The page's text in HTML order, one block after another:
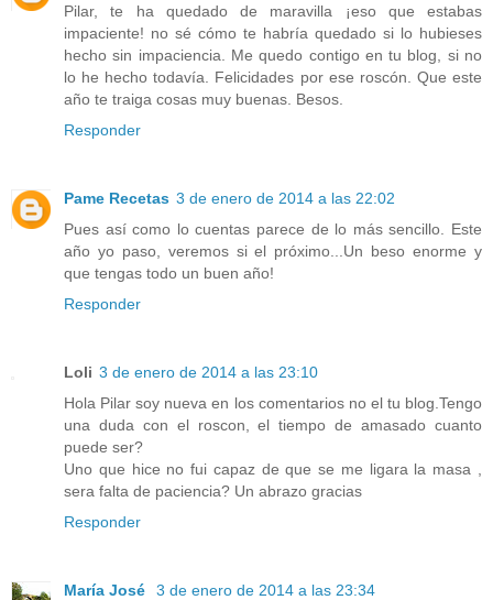
Pilar, te ha quedado de maravilla ¡eso que estabas
impaciente! no sé cómo te habría quedado si lo hubieses
hecho sin impaciencia. Me quedo contigo en tu blog, si no
lo he hecho todavía. Felicidades por ese roscón. Que este
año te traiga cosas muy buenas. Besos.
Responder
Pame Recetas 3 de enero de 2014 a las 22:02
Pues así como lo cuentas parece de lo más sencillo. Este
año yo paso, veremos si el próximo...Un beso enorme y
que tengas todo un buen año!
Responder
Loli 3 de enero de 2014 a las 23:10
Hola Pilar soy nueva en los comentarios no el tu blog.Tengo
una duda con el roscon, el tiempo de amasado cuanto
puede ser?
Uno que hice no fui capaz de que se me ligara la masa ,
sera falta de paciencia? Un abrazo gracias
Responder
María José
3 de enero de 2014 a las 23:34